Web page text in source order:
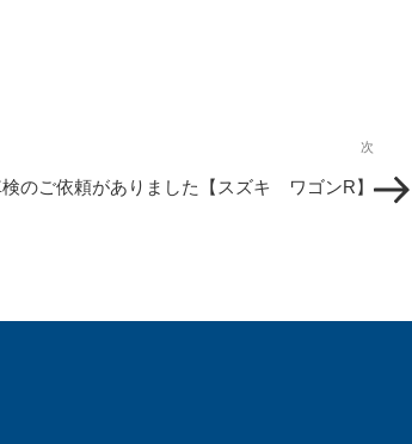
投
次
のご依頼がありました【スズキ ワゴンR】